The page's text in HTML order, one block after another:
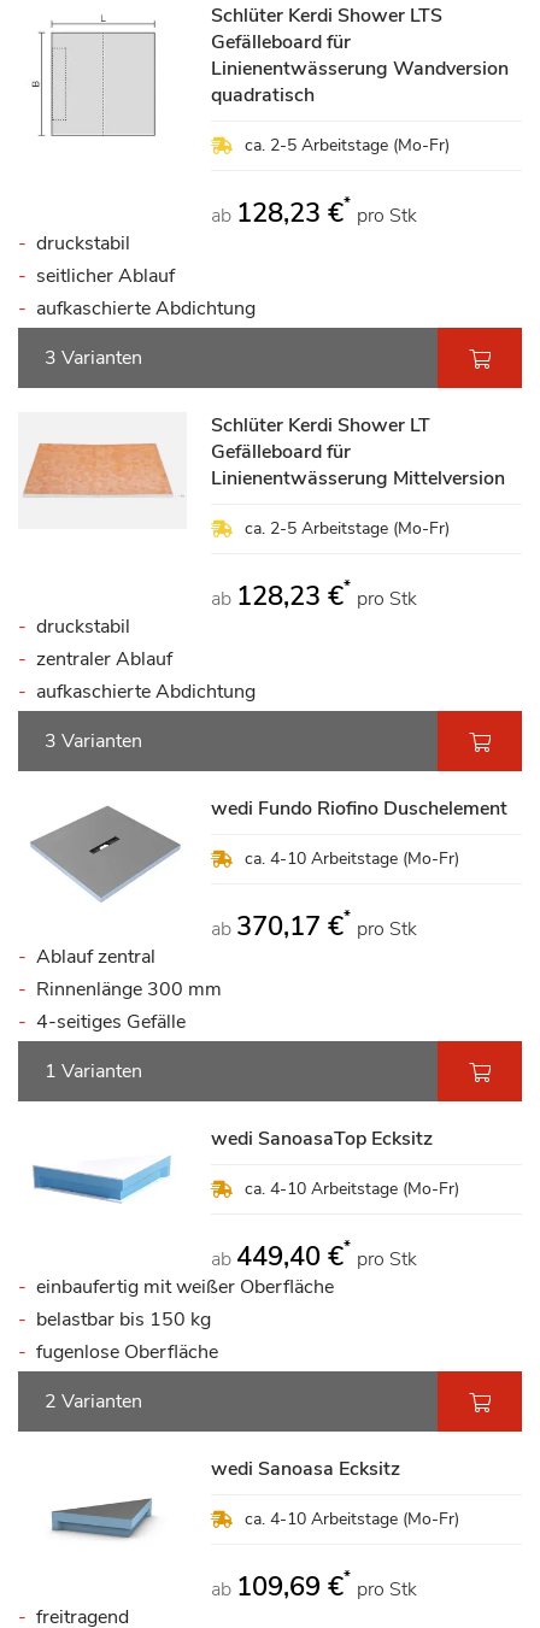
Schlüter Kerdi Shower LTS
Gefälleboard für
Linienentwässerung Wandversion
quadratisch
ca. 2-5 Arbeitstage (Mo-Fr)
ab 128,23 €* pro Stk
druckstabil
seitlicher Ablauf
aufkaschierte Abdichtung
3 Varianten
Schlüter Kerdi Shower LT
Gefälleboard für
Linienentwässerung Mittelversion
ca. 2-5 Arbeitstage (Mo-Fr)
ab 128,23 €* pro Stk
druckstabil
zentraler Ablauf
aufkaschierte Abdichtung
3 Varianten
wedi Fundo Riofino Duschelement
ca. 4-10 Arbeitstage (Mo-Fr)
ab 370,17 €* pro Stk
Ablauf zentral
Rinnenlänge 300 mm
4-seitiges Gefälle
1 Varianten
wedi SanoasaTop Ecksitz
ca. 4-10 Arbeitstage (Mo-Fr)
ab 449,40 €* pro Stk
einbaufertig mit weißer Oberfläche
belastbar bis 150 kg
fugenlose Oberfläche
2 Varianten
wedi Sanoasa Ecksitz
ca. 4-10 Arbeitstage (Mo-Fr)
ab 109,69 €* pro Stk
freitragend